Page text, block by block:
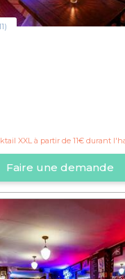
XXL à partir de 11€ durant
Faire une demande